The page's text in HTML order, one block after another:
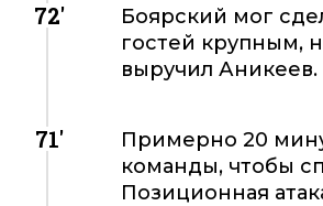
72'
Боярский мог
гостей крупным,
выручил Аникеев.
71'
Примерно 20
команды, чтобы
Позиционная